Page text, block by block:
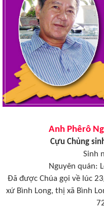
Anh Phêrô
Cựu Chủng
Sinh
Nguyên quán:
Đã được Chúa gọi về lúc
xứ Bình Long, thị xã Bình